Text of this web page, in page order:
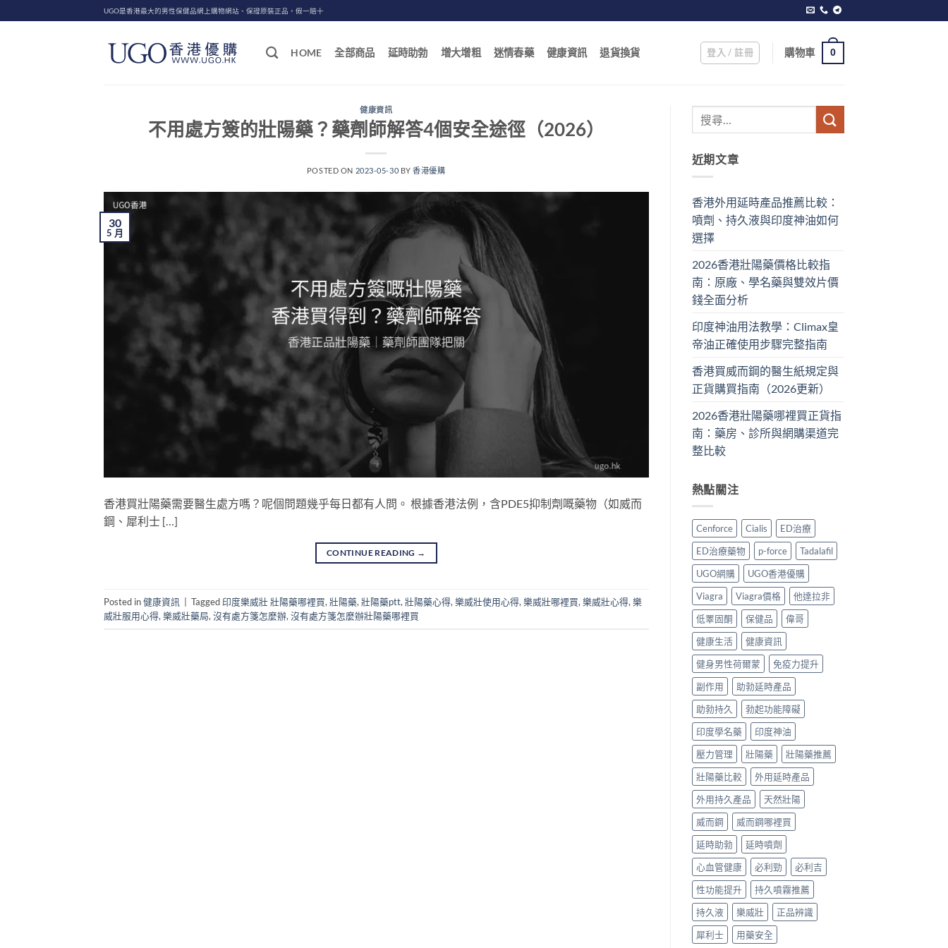
to
UGO是香港最大的男性保健品網上購物網站、保證原裝正品，假一賠十
HOME 全部商品 延時助勃 增大增粗 迷情春藥 健康資訊 退貨換貨 登入 / 註冊 購物車 0
健康資訊
不用處方簽的壯陽藥？藥劑師解答4個安全途徑（2026）
POSTED ON 2023-05-30 BY香港優購
30
5 月
香港買壯陽藥需要醫生處方嗎？呢個問題幾乎每日都有人問。 根據香港法例，含PDE5抑制劑嘅藥物（如威而
鋼、犀利士 […]
CONTINUE READING →
Posted in健康資訊 Tagged 印度樂威壯 壯陽藥哪裡買, 壯陽藥, 壯陽藥ptt, 壯陽藥心得, 樂威壯使用心得, 樂威壯哪裡買, 樂威壯心得, 樂
威壯服用心得, 樂威壯藥局, 沒有處方箋怎麼辦, 沒有處方箋怎麼辦壯陽藥哪裡買
近期文章
香港外用延時產品推薦比較：
噴劑、持久液與印度神油如何
選擇
2026香港壯陽藥價格比較指
南：原廠、學名藥與雙效片價
錢全面分析
印度神油用法教學：Climax皇
帝油正確使用步驟完整指南
香港買威而鋼的醫生紙規定與
正貨購買指南（2026更新）
2026香港壯陽藥哪裡買正貨指
南：藥房、診所與網購渠道完
整比較
熱點關注
Cenforce Cialis
ED治療
ED治療藥物
p-force
Tadalafil
UGO網購
UGO香港優購
Viagra
Viagra價格
他達拉非
低睪固酮
保健品
偉哥
健康生活
健康資訊
健身男性荷爾蒙
免疫力提升
副作用
助勃延時產品
助勃持久
勃起功能障礙
印度學名藥
印度神油
壓力管理
壯陽藥
壯陽藥推薦
壯陽藥比較
外用延時產品
外用持久產品
天然壯陽
威而鋼
威而鋼哪裡買
延時助勃
延時噴劑
心血管健康
必利勁
必利吉
性功能提升
持久噴霧推薦
持久液
樂威壯
正品辨識
犀利士
用藥安全